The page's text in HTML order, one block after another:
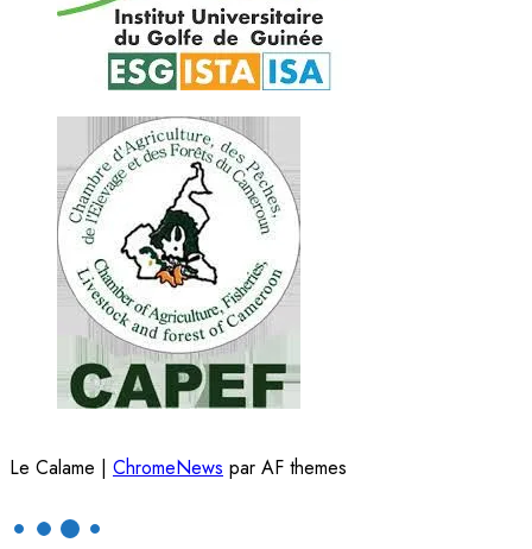
Le Calame | ChromeNews par AF themes